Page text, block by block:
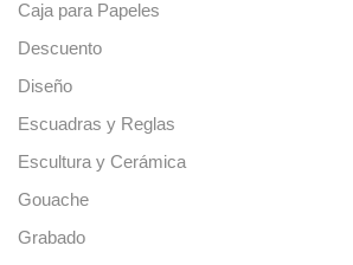
Caja para Papeles
Descuento
Diseño
Escuadras y Reglas
Escultura y Cerámica
Gouache
Grabado